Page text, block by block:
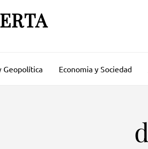
Geopolítica Economia y Sociedad